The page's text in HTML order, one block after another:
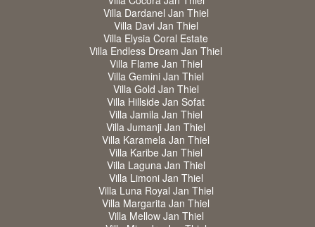
Villa Dardanel Jan Thiel
Villa Davi Jan Thiel
Villa Elysia Coral Estate
Villa Endless Dream Jan Thiel
Villa Flame Jan Thiel
Villa Gemini Jan Thiel
Villa Gold Jan Thiel
Villa Hillside Jan Sofat
Villa Jamila Jan Thiel
Villa Jumanji Jan Thiel
Villa Karamela Jan Thiel
Villa Karibe Jan Thiel
Villa Laguna Jan Thiel
Villa Limoni Jan Thiel
Villa Luna Royal Jan Thiel
Villa Margarita Jan Thiel
Villa Mellow Jan Thiel